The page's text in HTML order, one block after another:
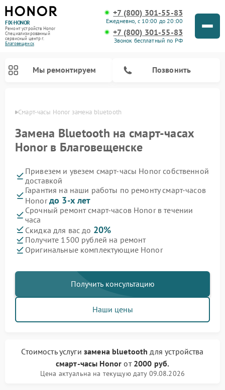
FIX-HONOR
Ремонт устройств Honor
Специализированный
cервисный центр г.
Благовещенск
+7 (800) 301-55-83
Ежедневно, с 10:00 до 20:00
+7 (800) 301-55-83
Звонок бесплатный по РФ
Мы ремонтируем Позвонить
Смарт-часы Honor замена bluetooth
Замена Bluetooth на смарт-часах
Honor в Благовещенске
Привезем и увезем смарт-часы Honor собственной
доставкой
Гарантия на наши работы по ремонту смарт-часов
Honorдо 3-х лет
Срочный ремонт смарт-часов Honor в течении
часа
Скидка для вас до 20%
Получите 1500 рублей на ремонт
Оригинальные комплектующие Honor
Получить консультацию
Наши цены
Стоимость услуги замена bluetooth для устройства
смарт-часы Honor от 2000 руб.
Цена актуальна на текущую дату 09.08.2026